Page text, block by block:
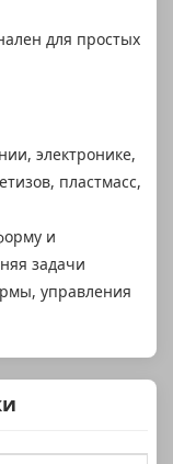
для простых
электронике,
пластмасс,
и
задачи
управления